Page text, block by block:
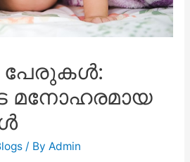
പേരുകൾ:
മനോഹരമായ
/ By Admin